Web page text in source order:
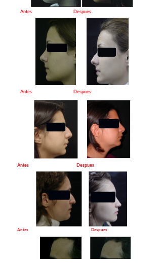
Antes Despues
Antes Despues
Antes Despues
Antes Despues